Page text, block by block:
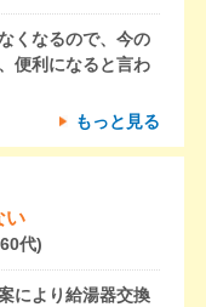
くなるので、今の
便利になると言わ
もっと見る
い
代)
により給湯器交換